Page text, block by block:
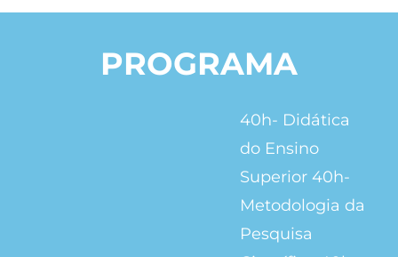
PROGRAMA
40h- Didática
do Ensino
Superior 40h-
Metodologia da
Pesquisa